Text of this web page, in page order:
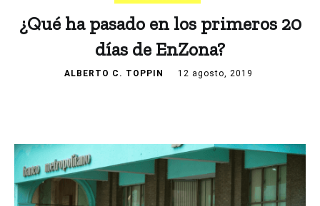
¿Qué ha pasado en los primeros 20
días de EnZona?
ALBERTO C. TOPPIN 12 agosto, 2019